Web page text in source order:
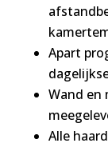
Apart
Wand en
Alle